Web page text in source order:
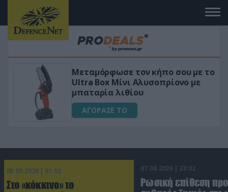
Μεταμόρφωσε τον κήπο σου με το
Ultra Box Μίνι Αλυσοπρίονο με
μπαταρία λιθίου
ΑΓΟΡΑΣΕ ΤΟ
08.08.2026 | 01:02
Στο «κόκκινο» το
07.08.2026 | 23:02
Ρωσική επίθεση